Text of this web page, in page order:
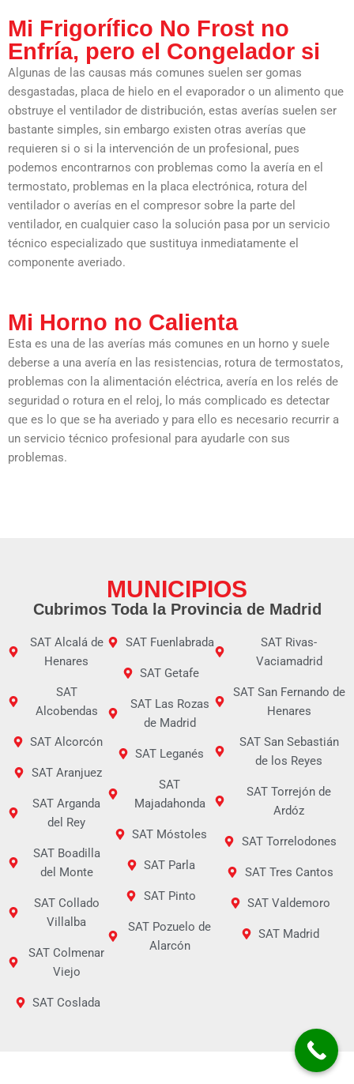
Mi Frigorífico No Frost no
Enfría, pero el Congelador si
Algunas de las causas más comunes suelen ser gomas
desgastadas, placa de hielo en el evaporador o un alimento que
obstruye el ventilador de distribución, estas averías suelen ser
bastante simples, sin embargo existen otras averías que
requieren si o si la intervención de un profesional, pues
podemos encontrarnos con problemas como la avería en el
termostato, problemas en la placa electrónica, rotura del
ventilador o averías en el compresor sobre la parte del
ventilador, en cualquier caso la solución pasa por un servicio
técnico especializado que sustituya inmediatamente el
componente averiado.
Mi Horno no Calienta
Esta es una de las averías más comunes en un horno y suele
deberse a una avería en las resistencias, rotura de termostatos,
problemas con la alimentación eléctrica, avería en los relés de
seguridad o rotura en el reloj, lo más complicado es detectar
que es lo que se ha averiado y para ello es necesario recurrir a
un servicio técnico profesional para ayudarle con sus
problemas.
MUNICIPIOS
Cubrimos Toda la Provincia de Madrid
SAT Alcalá de
Henares
SAT
Alcobendas
SAT Alcorcón
SAT Aranjuez
SAT Arganda
del Rey
SAT Boadilla
del Monte
SAT Collado
Villalba
SAT Colmenar
Viejo
SAT Coslada
SAT Fuenlabrada
SAT Getafe
SAT Las Rozas
de Madrid
SAT Leganés
SAT
Majadahonda
SAT Móstoles
SAT Parla
SAT Pinto
SAT Pozuelo de
Alarcón
SAT Rivas-
Vaciamadrid
SAT San Fernando de
Henares
SAT San Sebastián
de los Reyes
SAT Torrejón de
Ardóz
SAT Torrelodones
SAT Tres Cantos
SAT Valdemoro
SAT Madrid